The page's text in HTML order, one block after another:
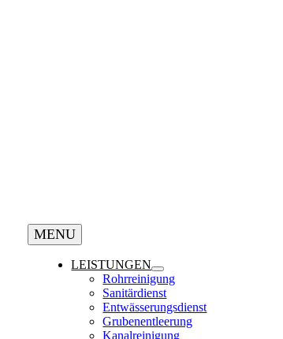
MENU
LEISTUNGEN
Rohrreinigung
Sanitärdienst
Entwässerungsdienst
Grubenentleerung
Kanalreinigung